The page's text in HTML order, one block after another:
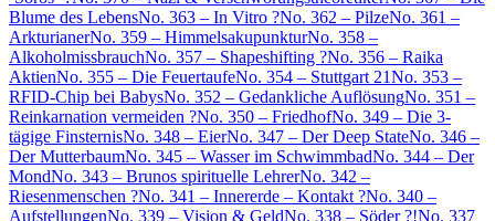
Blume des LebensNo. 363 – In Vitro ?No. 362 – PilzeNo. 361 –
ArkturianerNo. 359 – HimmelsakupunkturNo. 358 –
AlkoholmissbrauchNo. 357 – Shapeshifting ?No. 356 – Raika
AktienNo. 355 – Die FeuertaufeNo. 354 – Stuttgart 21No. 353 –
RFID-Chip bei BabysNo. 352 – Gedankliche AuflösungNo. 351 –
Reinkarnation vermeiden ?No. 350 – FriedhofNo. 349 – Die 3-
tägige FinsternisNo. 348 – EierNo. 347 – Der Deep StateNo. 346 –
Der MutterbaumNo. 345 – Wasser im SchwimmbadNo. 344 – Der
MondNo. 343 – Brunos spirituelle LehrerNo. 342 –
Riesenmenschen ?No. 341 – Innererde – Kontakt ?No. 340 –
AufstellungenNo. 339 – Vision & GeldNo. 338 – Söder ?!No. 337